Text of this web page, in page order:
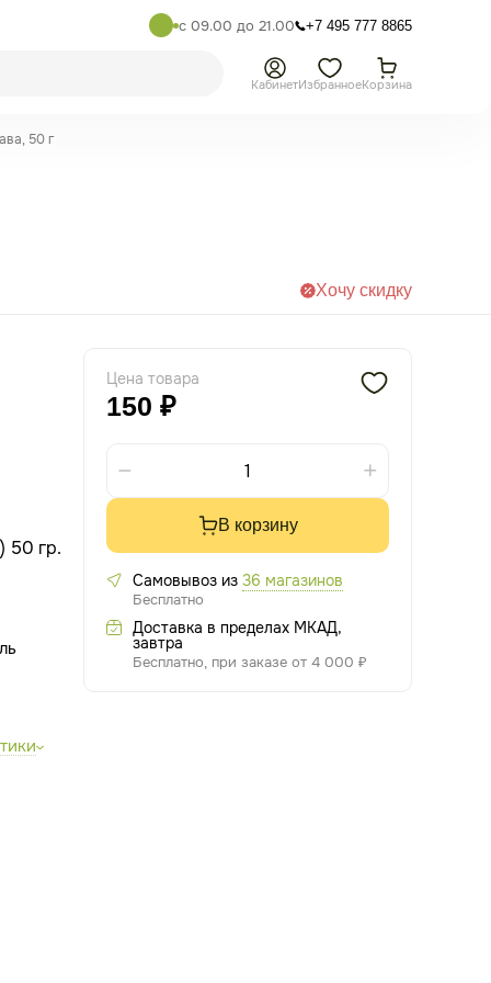
с 09.00 до 21.00 +7 495 777 8865
КабинетИзбранноеКорзина
50 г
Хочу скидку
50 гр.
Цена товара
150 ₽
В корзину
Самовывоз из 36 магазинов
Бесплатно
Доставка в пределах МКАД,
завтра
Бесплатно, при заказе от 4 000 ₽